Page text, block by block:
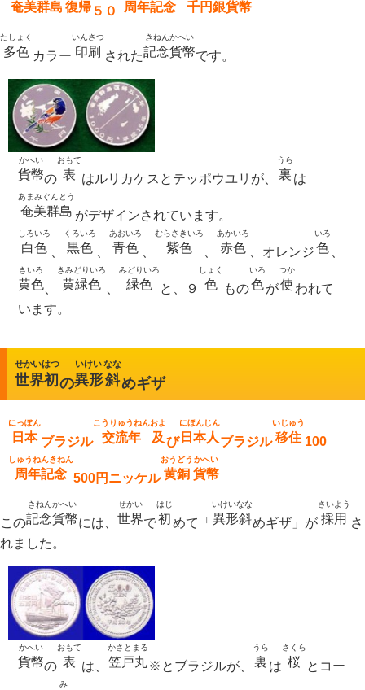
奄美群島 復帰 ５０ 周年記念 千円銀貨幣
多色
たしょく
カラー 印刷
いんさつ
された記念貨幣
きねんかへい
です。
貨幣
かへい
の 表
おもて
はルリカケスとテッポウユリが、 裏
うら
は
奄美群島
あまみぐんとう
がデザインされています。
白色
しろいろ
黒色
くろいろ
青色
あおいろ
紫色
むらさきいろ
赤色
あかいろ
、オレンジ色
いろ
黄色
きいろ
黄緑色
きみどりいろ
緑色
みどりいろ
と、９ 色
しょく
もの色
いろ
が使
つか
われて
います。
世界初
せかいはつ
の異形
いけい
斜
なな
めギザ
日本
にっぽん
ブラジル 交流年
こうりゅうねん
及
およ
び 日本人
にほんじん
ブラジル 移住
いじゅう
100
周年記念
しゅうねんきねん
500円ニッケル 黄銅
おうどう
貨幣
かへい
この記念貨幣
きねんかへい
には、 世界
せかい
で初
はじ
めて「 異形斜
いけいなな
めギザ」が 採用
さいよう
さ
れました。
貨幣
かへい
の 表
おもて
は、 笠戸丸
かさとまる
※とブラジルが、 裏
うら
は 桜
さくら
とコー
み